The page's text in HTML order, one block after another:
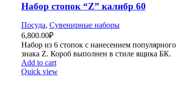
Набор стопок “Z” калибр 60
Посуда, Сувенирные наборы
6,800.00₽
Набор из 6 стопок с нанесением популярного
знака Z. Короб выполнен в стиле ящика БК.
Add to cart
Quick view